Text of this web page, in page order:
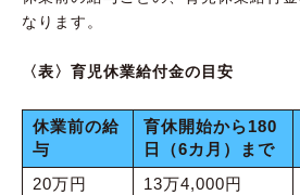
なります。
〈表〉育児休業給付金の目安
休業前の給
与
育休開始から180
日（6カ月）まで
20万円
13万4,000円